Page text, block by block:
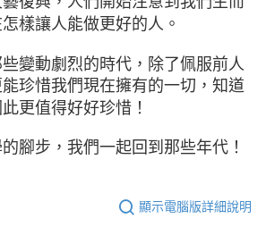
樣讓人能做更好的人。
變動劇烈的時代，除了佩服前人
珍惜我們現在擁有的一切，知道
更值得好好珍惜！
腳步，我們一起回到那些年代！
顯示電腦版詳細說明